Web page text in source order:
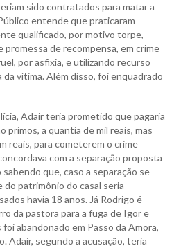
sido contratados para matar a
entende que praticaram
qualificado, por motivo torpe,
de recompensa, em crime
por asfixia, e utilizando recurso
vítima. Além disso, foi enquadrado
Adair teria prometido que pagaria
primos, a quantia de mil reais, mas
reais, para cometerem o crime
com a separação proposta
que, caso a separação se
do patrimônio do casal seria
havia 18 anos. Já Rodrigo é
da pastora para a fuga de Igor e
foi abandonado em Passo da Amora,
Adair, segundo a acusação, teria